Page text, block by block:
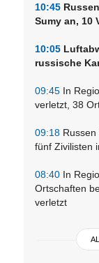
10:45
Sumy an, 10
10:05
russische
09:45 In
verletzt, 38
09:18
fünf Zivilisten
08:40 In
Ortschaften
verletzt